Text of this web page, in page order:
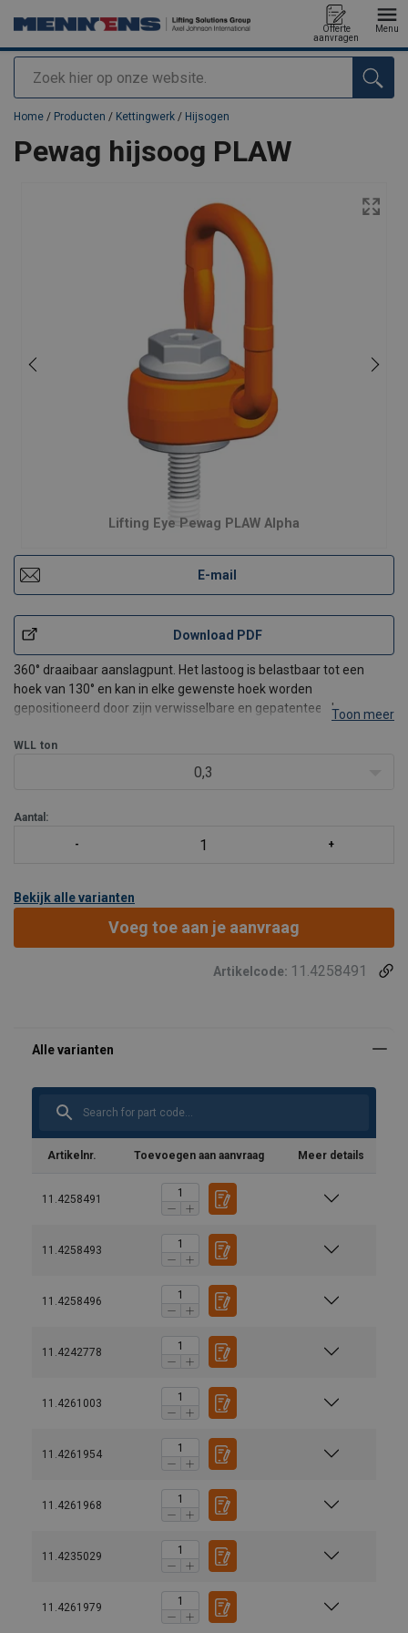
Zoeken
Offerte
aanvragen
Menu
toegevoegd aan uw offerte
Home / Producten / Kettingwerk / Hijsogen
Pewag hijsoog PLAW
Lifting Eye Pewag PLAW Alpha
E-mail
Download PDF
360° draaibaar aanslagpunt. Het lastoog is belastbaar tot een
hoek van 130° en kan in elke gewenste hoek worden
gepositioneerd door zijn verwisselbare en gepatenteerde veer.
10.9 materiaal, welke niet verloren kan gaan. De schroef is 1
Toon meer
WLL ton
0,3
Aantal:
Bekijk alle varianten
Voeg toe aan je aanvraag
Artikelcode: 11.4258491
Artikelnr. Toevoegen aan aanvraag Meer details
11.4258491
11.4258493
11.4258496
11.4242778
11.4261003
11.4261954
11.4261968
11.4235029
11.4261979